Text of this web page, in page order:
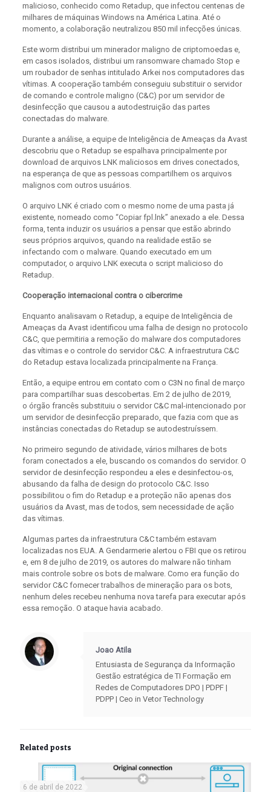
malicioso, conhecido como Retadup, que infectou centenas de
milhares de máquinas Windows na América Latina. Até o
momento, a colaboração neutralizou 850 mil infecções únicas.
Este worm distribui um minerador maligno de criptomoedas e,
em casos isolados, distribui um ransomware chamado Stop e
um roubador de senhas intitulado Arkei nos computadores das
vítimas. A cooperação também conseguiu substituir o servidor
de comando e controle maligno (C&C) por um servidor de
desinfecção que causou a autodestruição das partes
conectadas do malware.
Durante a análise, a equipe de Inteligência de Ameaças da Avast
descobriu que o Retadup se espalhava principalmente por
download de arquivos LNK maliciosos em drives conectados,
na esperança de que as pessoas compartilhem os arquivos
malignos com outros usuários.
O arquivo LNK é criado com o mesmo nome de uma pasta já
existente, nomeado como “Copiar fpl.lnk” anexado a ele. Dessa
forma, tenta induzir os usuários a pensar que estão abrindo
seus próprios arquivos, quando na realidade estão se
infectando com o malware. Quando executado em um
computador, o arquivo LNK executa o script malicioso do
Retadup.
Cooperação internacional contra o cibercrime
Enquanto analisavam o Retadup, a equipe de Inteligência de
Ameaças da Avast identificou uma falha de design no protocolo
C&C, que permitiria a remoção do malware dos computadores
das vítimas e o controle do servidor C&C. A infraestrutura C&C
do Retadup estava localizada principalmente na França.
Então, a equipe entrou em contato com o C3N no final de março
para compartilhar suas descobertas. Em 2 de julho de 2019,
o órgão francês substituiu o servidor C&C mal-intencionado por
um servidor de desinfecção preparado, que fazia com que as
instâncias conectadas do Retadup se autodestruíssem.
No primeiro segundo de atividade, vários milhares de bots
foram conectados a ele, buscando os comandos do servidor. O
servidor de desinfecção respondeu a eles e desinfectou-os,
abusando da falha de design do protocolo C&C. Isso
possibilitou o fim do Retadup e a proteção não apenas dos
usuários da Avast, mas de todos, sem necessidade de ação
das vítimas.
Algumas partes da infraestrutura C&C também estavam
localizadas nos EUA. A Gendarmerie alertou o FBI que os retirou
e, em 8 de julho de 2019, os autores do malware não tinham
mais controle sobre os bots de malware. Como era função do
servidor C&C fornecer trabalhos de mineração para os bots,
nenhum deles recebeu nenhuma nova tarefa para executar após
essa remoção. O ataque havia acabado.
Joao Atila
Entusiasta de Segurança da Informação
Gestão estratégica de TI Formação em
Redes de Computadores DPO | PDPF |
PDPP | Ceo in Vetor Technology
Related posts
6 de abril de 2022